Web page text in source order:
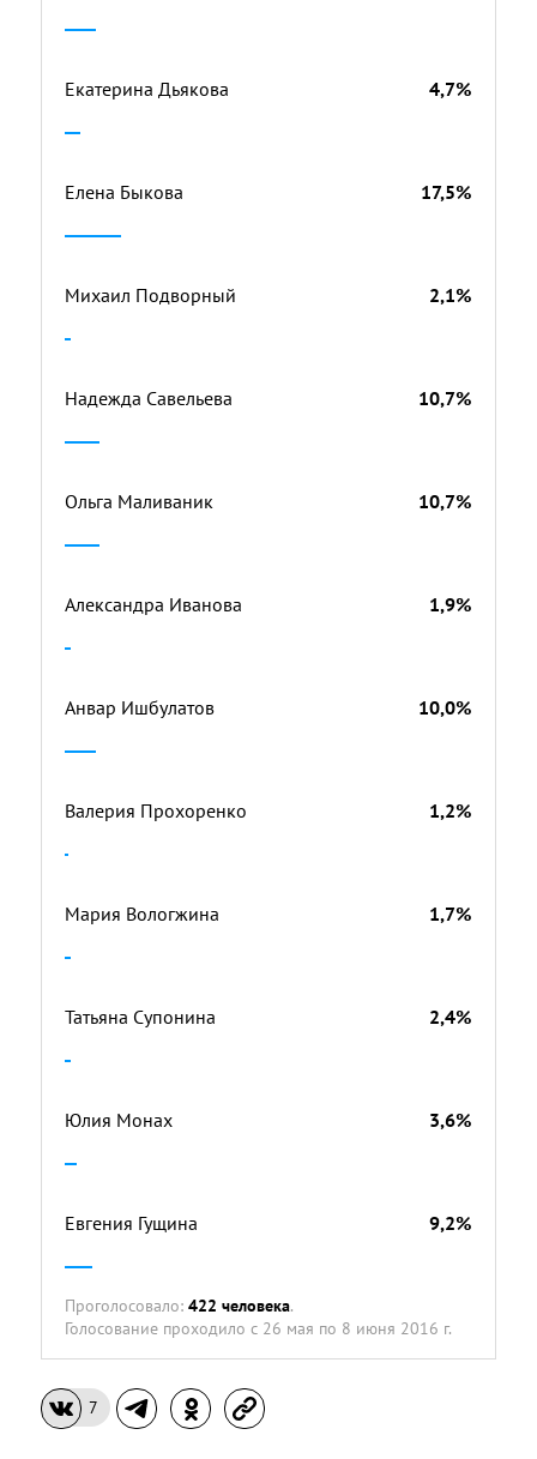
Екатерина Дьякова 4,7%
Елена Быкова 17,5%
Михаил Подворный 2,1%
Надежда Савельева 10,7%
Ольга Маливаник 10,7%
Александра Иванова 1,9%
Анвар Ишбулатов 10,0%
Валерия Прохоренко 1,2%
Мария Вологжина 1,7%
Татьяна Супонина 2,4%
Юлия Монах 3,6%
Евгения Гущина 9,2%
Проголосовало: 422 человека.
Голосование проходило с 26 мая по 8 июня 2016 г.
7